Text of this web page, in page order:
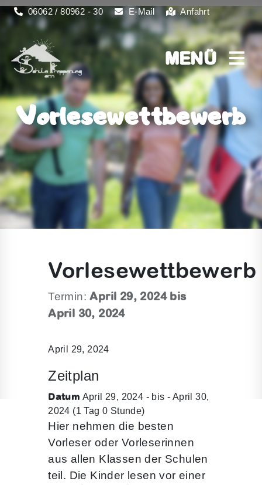
06062 / 80962 - 30 E-Mail Anfahrt
MENÜ
MENÜ
Vorlesewettbewerb
Vorlesewettbewerb
Termin:April 29, 2024 bis
April 30, 2024
April 29, 2024
Zeitplan
Datum April 29, 2024 - bis - April 30,
2024 (1 Tag 0 Stunde)
Hier nehmen die besten
Vorleser oder Vorleserinnen
aus allen Klassen der Schulen
teil. Die Kinder lesen vor einer